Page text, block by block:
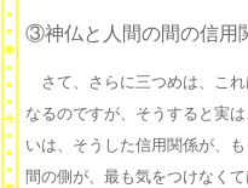
③神仏と人間の間の信用
さて、さらに三つめは、こ
なるのですが、そうすると実
いは、そうした信用関係が、
間の側が、最も気をつけなく